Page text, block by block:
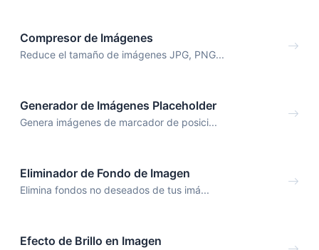
Compresor de Imágenes
Reduce el tamaño de imágenes JPG, PNG...
Generador de Imágenes Placeholder
Genera imágenes de marcador de posici...
Eliminador de Fondo de Imagen
Elimina fondos no deseados de tus imá...
Efecto de Brillo en Imagen